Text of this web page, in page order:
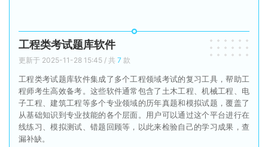
工程类考试题库软件
更新于 2025-11-28 15:45 / 共 7 款
工程类考试题库软件集成了多个工程领域考试的复习工具，帮助工
程师考生高效备考。这些软件通常包含了土木工程、机械工程、电
子工程、建筑工程等多个专业领域的历年真题和模拟试题，覆盖了
从基础知识到专业技能的各个层面。用户可以通过这个平台进行在
线练习、模拟测试、错题回顾等，以此来检验自己的学习成果，查
漏补缺。